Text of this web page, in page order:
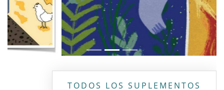
TODOS LOS SUPLEMENTOS